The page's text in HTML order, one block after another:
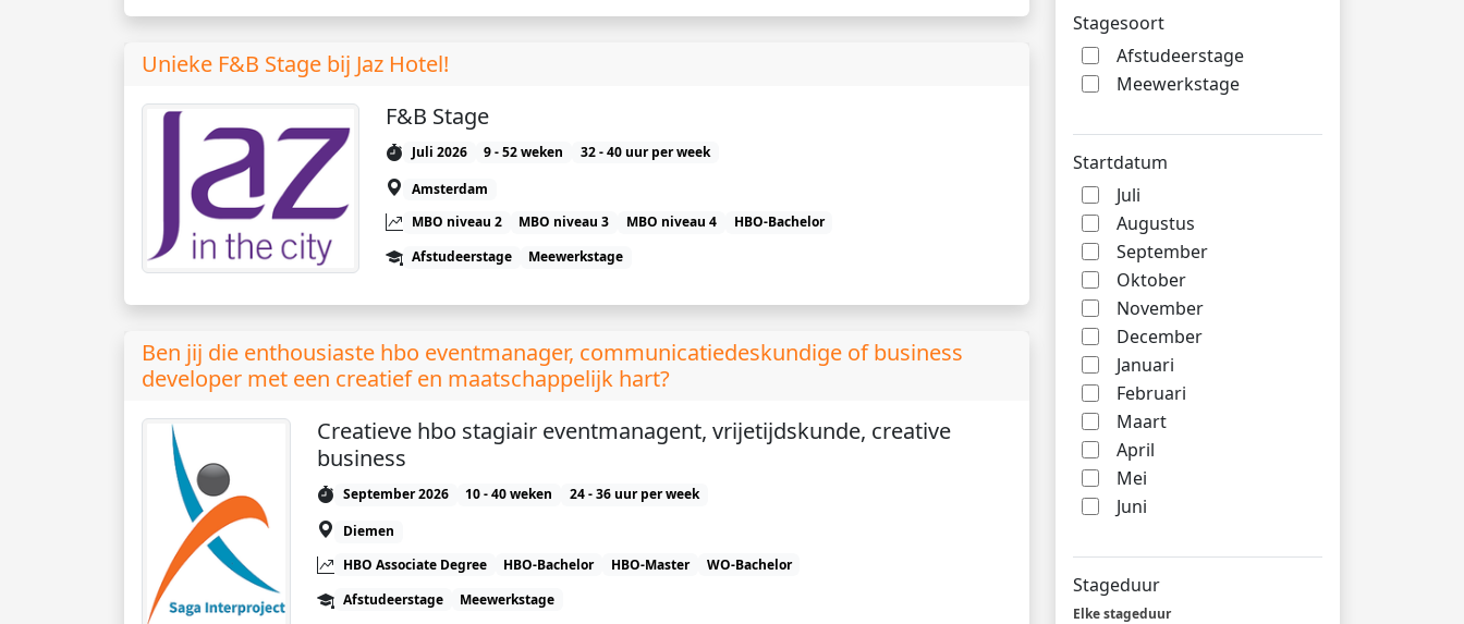
Stagesoort
Afstudeerstage
Meewerkstage
Startdatum
Juli
Augustus
September
Oktober
November
December
Januari
Februari
Maart
April
Mei
Juni
Stageduur
Elke stageduur
Unieke F&B Stage bij Jaz Hotel!
F&B Stage
Juli 2026 9 - 52 weken
32 - 40 uur per week
Amsterdam
MBO niveau 2
MBO niveau 3 MBO niveau 4
HBO-Bachelor
Afstudeerstage
Meewerkstage
Ben jij die enthousiaste hbo eventmanager, communicatiedeskundige of business
developer met een creatief en maatschappelijk hart?
Creatieve hbo stagiair eventmanagent, vrijetijdskunde, creative
business
September 2026 10 - 40 weken
24 - 36 uur per week
Diemen
HBO Associate Degree
HBO-Bachelor HBO-Master
WO-Bachelor
Afstudeerstage
Meewerkstage